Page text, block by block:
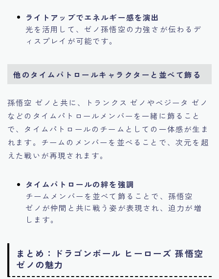
ライトアップでエネルギー感を演出
光を活用して、ゼノ孫悟空の力強さが伝わるデ
ィスプレイが可能です。
他のタイムパトロールキャラクターと並べて飾る
孫悟空 ゼノと共に、トランクス ゼノやベジータ ゼノ
などのタイムパトロールメンバーを一緒に飾ること
で、タイムパトロールのチームとしての一体感が生ま
れます。チームのメンバーを並べることで、次元を超
えた戦いが再現されます。
タイムパトロールの絆を強調
チームメンバーを並べて飾ることで、孫悟空
ゼノが仲間と共に戦う姿が表現され、迫力が増
します。
まとめ：ドラゴンボール ヒーローズ 孫悟空
ゼノの魅力